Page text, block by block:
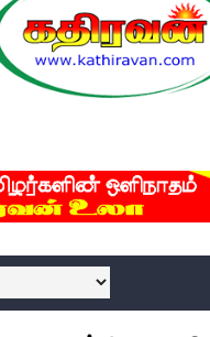
இளைஞன் உயிரிழப்பு -
பெற்றுக் கொள்ளக் கூடிய
தூக்கிட்டு தற்கொலை!
நீதிமன்றம் விதித்துள்ள
திலீபன், கேணல்
சீரற்ற காலநிலையிலும்